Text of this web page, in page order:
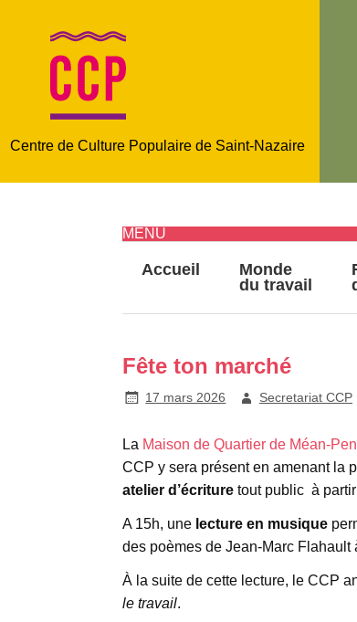
Centre de Culture Populaire de Saint-Nazaire
MENU
Accueil
Monde
du travail
Fête ton marché
17 mars 2026 Secretariat CCP
La Maison de Quartier de Méan-
CCP y sera présent en amenant la
atelier d’écrituretout public à partir
A 15h, une lecture en musique
des poèmes de Jean-Marc
À la suite de cette lecture, le CCP
le travail.